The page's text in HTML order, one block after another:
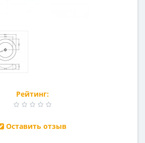
Рейтинг:
Оставить отзыв